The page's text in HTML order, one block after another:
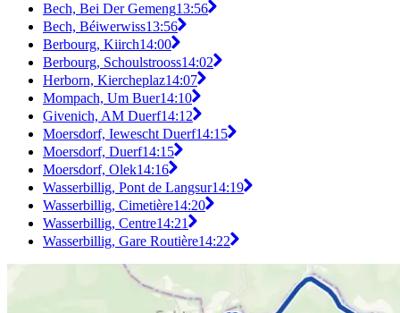
Bech, Bei Der Gemeng13:56
Bech, Béiwerwiss13:56
Berbourg, Kiirch14:00
Berbourg, Schoulstrooss14:02
Herborn, Kiercheplaz14:07
Mompach, Um Buer14:10
Givenich, AM Duerf14:12
Moersdorf, Iewescht Duerf14:15
Moersdorf, Duerf14:15
Moersdorf, Olek14:16
Wasserbillig, Pont de Langsur14:19
Wasserbillig, Cimetière14:20
Wasserbillig, Centre14:21
Wasserbillig, Gare Routière14:22